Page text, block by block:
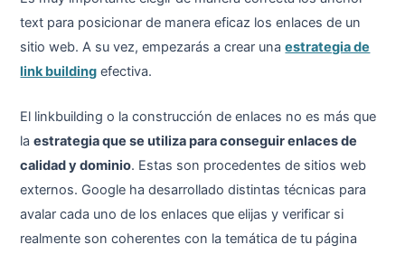
text para posicionar de manera eficaz los enlaces de un
sitio web. A su vez, empezarás a crear unaestrategia de
link building efectiva.
El linkbuilding o la construcción de enlaces no es más que
laestrategia que se utiliza para conseguir enlaces de
calidad y dominio. Estas son procedentes de sitios web
externos. Google ha desarrollado distintas técnicas para
avalar cada uno de los enlaces que elijas y verificar si
realmente son coherentes con la temática de tu página